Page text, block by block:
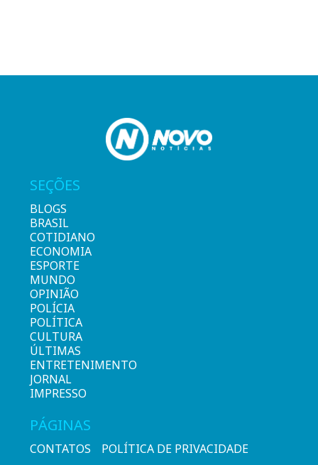
SEÇÕES
BLOGS
BRASIL
COTIDIANO
ECONOMIA
ESPORTE
MUNDO
OPINIÃO
POLÍCIA
POLÍTICA
CULTURA
ÚLTIMAS
ENTRETENIMENTO
JORNAL
IMPRESSO
PÁGINAS
CONTATOS POLÍTICA DE PRIVACIDADE